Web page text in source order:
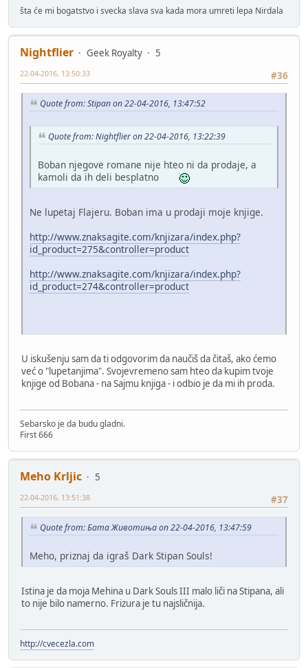
šta će mi bogatstvo i svecka slava sva kada mora umreti lepa Nirdala
Nightflier Geek Royalty
5
#36
22-04-2016, 13:50:33
Quote from: Stipan on 22-04-2016, 13:47:52
Quote from: Nightflier on 22-04-2016, 13:22:39
Boban njegove romane nije hteo ni da prodaje, a
kamoli da ih deli besplatno
Ne lupetaj Flajeru. Boban ima u prodaji moje knjige.
http://www.znaksagite.com/knjizara/index.php?
id_product=275&controller=product
http://www.znaksagite.com/knjizara/index.php?
id_product=274&controller=product
U iskušenju sam da ti odgovorim da naučiš da čitaš, ako ćemo
već o "lupetanjima". Svojevremeno sam hteo da kupim tvoje
knjige od Bobana - na Sajmu knjiga - i odbio je da mi ih proda.
Sebarsko je da budu gladni.
First 666
Meho Krljic
5
#37
22-04-2016, 13:51:38
Quote from: Бата Животиња on 22-04-2016, 13:47:59
Meho, priznaj da igraš Dark Stipan Souls!
Istina je da moja Mehina u Dark Souls III malo liči na Stipana, ali
to nije bilo namerno. Frizura je tu najsličnija.
http://cvecezla.com